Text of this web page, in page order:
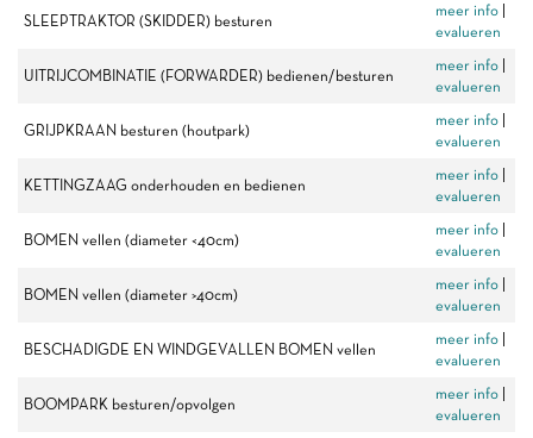
SLEEPTRAKTOR (SKIDDER) besturen
meer info
evalueren
UITRIJCOMBINATIE (FORWARDER) bedienen/besturen
meer info
evalueren
GRIJPKRAAN besturen (houtpark)
meer info
evalueren
KETTINGZAAG onderhouden en bedienen
meer info
evalueren
BOMEN vellen (diameter <40cm)
meer info
evalueren
BOMEN vellen (diameter >40cm)
meer info
evalueren
BESCHADIGDE EN WINDGEVALLEN BOMEN vellen
meer info
evalueren
BOOMPARK besturen/opvolgen
meer info
evalueren